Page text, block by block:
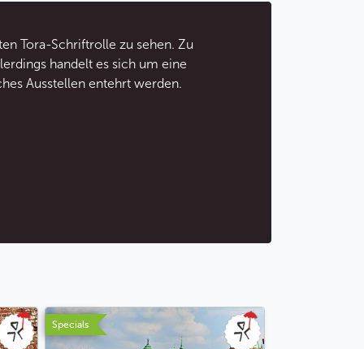
Tora-Schriftrolle zu sehen. Zu
handelt es sich um eine
Ausstellen entehrt werden.
Specials